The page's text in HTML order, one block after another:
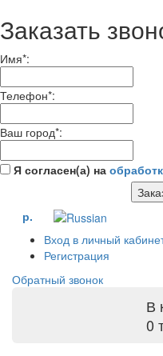
Заказать
Имя*:
Телефон*:
Ваш город*:
Я согласен(а) на
р.
Вход в личный
Регистрация
Обратный звонок
В
0